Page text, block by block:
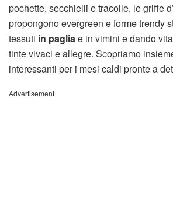
pochette, secchielli e tracolle, le griffe
propongono evergreen e forme trendy
tessuti in paglia e in vimini e dando
tinte vivaci e allegre. Scopriamo
interessanti per i mesi caldi pronte a
Advertisement